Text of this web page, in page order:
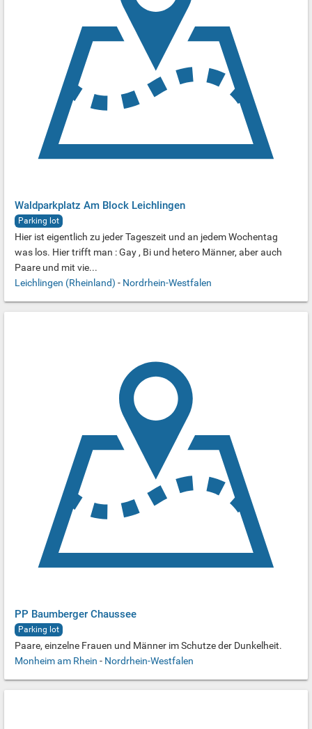
Waldparkplatz Am Block Leichlingen
Parking lot
Hier ist eigentlich zu jeder Tageszeit und an jedem Wochentag
was los. Hier trifft man : Gay , Bi und hetero Männer, aber auch
Paare und mit vie...
Leichlingen (Rheinland) - Nordrhein-Westfalen
PP Baumberger Chaussee
Parking lot
Paare, einzelne Frauen und Männer im Schutze der Dunkelheit.
Monheim am Rhein - Nordrhein-Westfalen